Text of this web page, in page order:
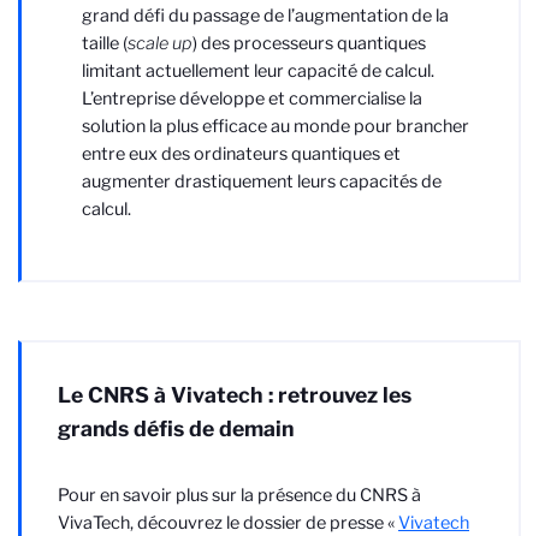
grand défi du passage de l’augmentation de la
taille (scale up) des processeurs quantiques
limitant actuellement leur capacité de calcul.
L’entreprise développe et commercialise la
solution la plus efficace au monde pour brancher
entre eux des ordinateurs quantiques et
augmenter drastiquement leurs capacités de
calcul.
Le CNRS à Vivatech : retrouvez les
grands défis de demain
Pour en savoir plus sur la présence du CNRS à
VivaTech, découvrez le dossier de presse «Vivatech